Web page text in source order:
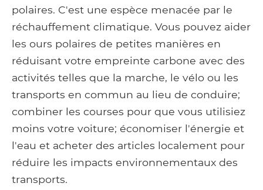
polaires. C'est une espèce menacée par le
réchauffement climatique. Vous pouvez aider
les ours polaires de petites manières en
réduisant votre empreinte carbone avec des
activités telles que la marche, le vélo ou les
transports en commun au lieu de conduire;
combiner les courses pour que vous utilisiez
moins votre voiture; économiser l'énergie et
l'eau et acheter des articles localement pour
réduire les impacts environnementaux des
transports.